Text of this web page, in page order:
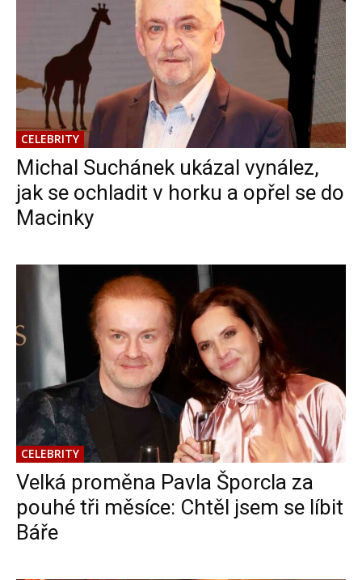
CELEBRITY
Michal Suchánek ukázal vynález,
jak se ochladit v horku a opřel se do
Macinky
CELEBRITY
Velká proměna Pavla Šporcla za
pouhé tři měsíce: Chtěl jsem se líbit
Báře